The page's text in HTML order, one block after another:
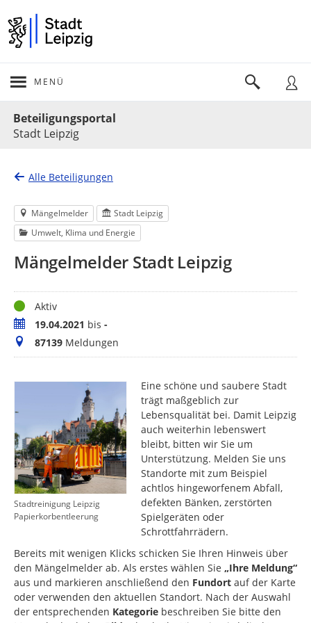
MENÜ
Beteiligungsportal
Stadt Leipzig
Alle Beteiligungen
Mängelmelder
Stadt Leipzig
Umwelt, Klima und Energie
Mängelmelder Stadt Leipzig
StatusAktiv
Zeitraum19.04.2021 bis -
Meldungen
87139 Meldungen
Stadtreinigung Leipzig
Papierkorbentleerung
Eine schöne und saubere Stadt
trägt maßgeblich zur
Lebensqualität bei. Damit Leipzig
auch weiterhin lebenswert
bleibt, bitten wir Sie um
Unterstützung. Melden Sie uns
Standorte mit zum Beispiel
achtlos hingeworfenem Abfall,
defekten Bänken, zerstörten
Spielgeräten oder
Schrottfahrrädern.
Bereits mit wenigen Klicks schicken Sie Ihren Hinweis über
den Mängelmelder ab. Als erstes wählen Sie „Ihre Meldung“
aus und markieren anschließend den Fundort auf der Karte
oder verwenden den aktuellen Standort. Nach der Auswahl
der entsprechenden Kategorie beschreiben Sie bitte den